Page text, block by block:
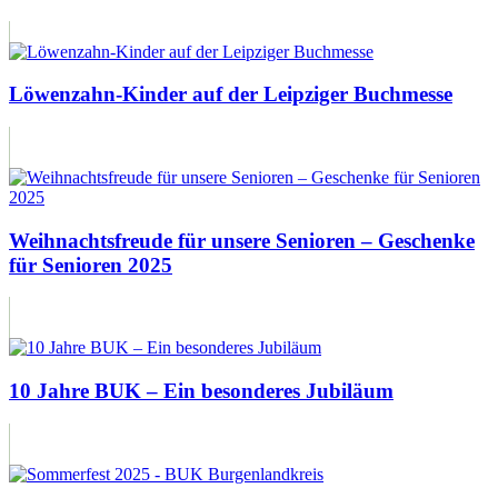
Löwenzahn-Kinder auf der Leipziger Buchmesse
Weihnachtsfreude für unsere Senioren – Geschenke
für Senioren 2025
10 Jahre BUK – Ein besonderes Jubiläum